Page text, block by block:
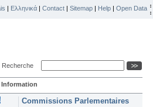
| Ελληνικά | Contact | Sitemap | Help | Open Data
Recherche
Information
Commissions Parlementaires